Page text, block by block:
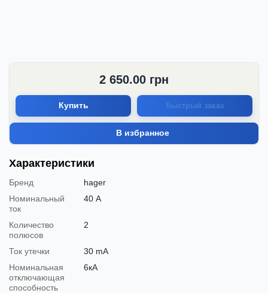
2 650.00 грн
Купить Быстрый заказ
В избранное
Характеристики
Бренд
hager
Номинальный
ток
40 А
Количество
полюсов
2
Ток утечки
30 mA
Номинальная
отключающая
способность
6кА